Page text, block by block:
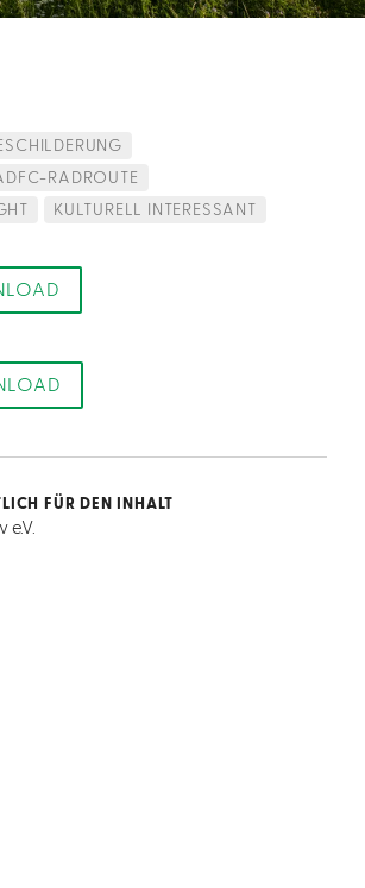
RADROUTE
KULTURELL INTERESSANT
FÜR DEN INHALT
e.V.